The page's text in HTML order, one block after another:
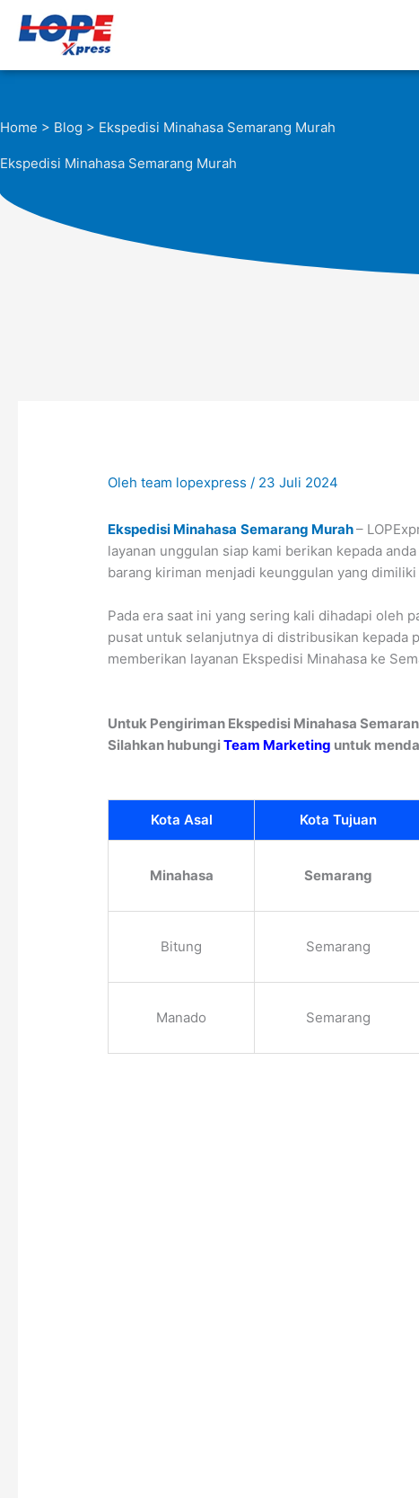
Home > Blog > Ekspedisi Minahasa Semarang Murah
Ekspedisi Minahasa Semarang Murah
Olehteam lopexpress/ 23 Juli 2024
Ekspedisi Minahasa Semarang Murah–
layanan unggulan siap kami berikan kepada
barang kiriman menjadi keunggulan yang dimiliki
Pada era saat ini yang sering kali dihadapi oleh
pusat untuk selanjutnya di distribusikan kepada
memberikan layanan Ekspedisi Minahasa ke
Untuk Pengiriman Ekspedisi Minahasa
Silahkan hubungiTeam Marketing untuk
Kota Asal
Kota Tujuan
Minahasa Semarang
Bitung Semarang
Manado Semarang